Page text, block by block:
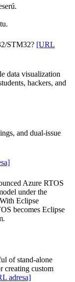
STM32? [URL
data visualization
hackers, and
and dual-issue
Azure RTOS
under the
Eclipse
becomes Eclipse
of stand-alone
creating custom
adresa]